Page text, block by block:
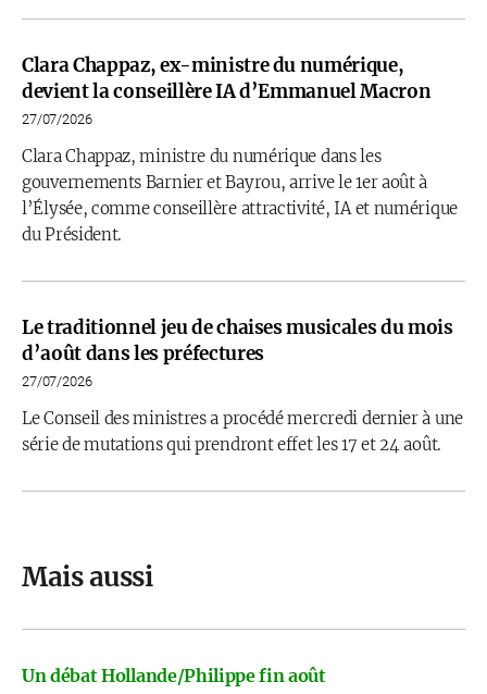
Clara Chappaz, ex-ministre du numérique,
devient la conseillère IA d’Emmanuel Macron
27/07/2026
Clara Chappaz, ministre du numérique dans les
gouvernements Barnier et Bayrou, arrive le 1er août à
l’Élysée, comme conseillère attractivité, IA et numérique
du Président.
Le traditionnel jeu de chaises musicales du mois
d’août dans les préfectures
27/07/2026
Le Conseil des ministres a procédé mercredi dernier à une
série de mutations qui prendront effet les 17 et 24 août.
Mais aussi
Un débat Hollande/Philippe fin août